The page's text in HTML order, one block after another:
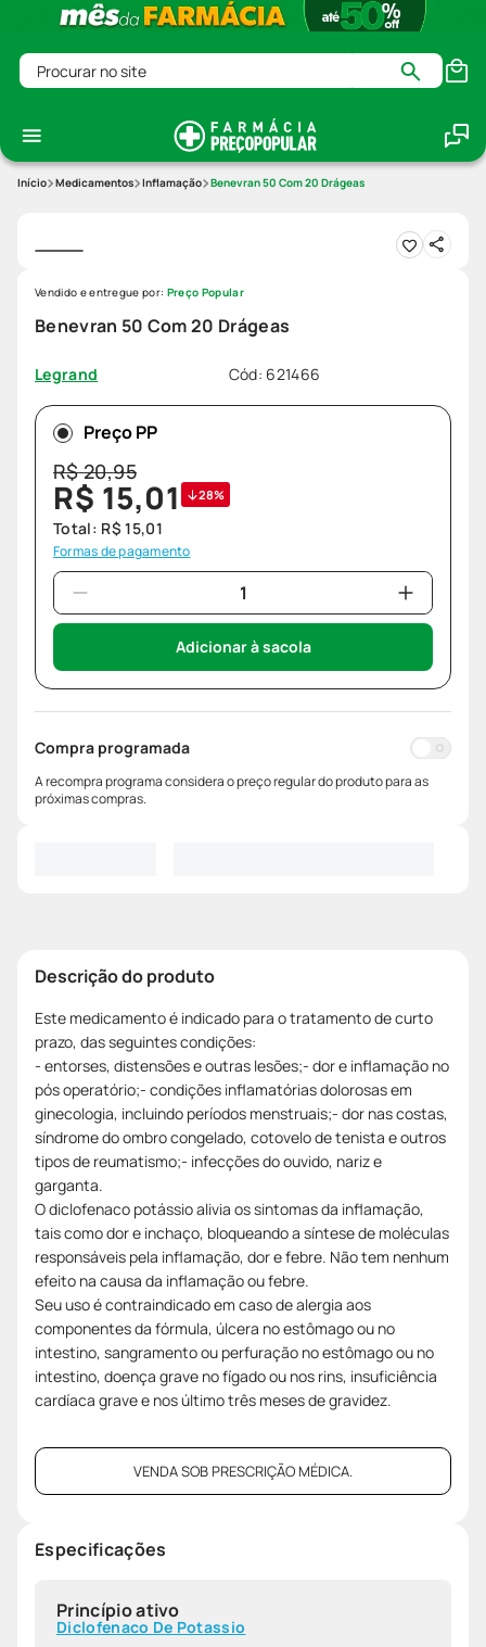
Procurar no site
Medicamentos Inflamação Benevran 50 Com 20 Drágeas
Benevran 50 Com 20 Drágeas
Legrand Cód: 621466
Vendido e entregue por: Preço Popular
Preço PP
R$20,95
R$ 15,01 28%
Total: R$ 15,01
Formas de pagamento
Adicionar à sacola
Compra programada
A recompra programa considera o preço regular do produto para as
próximas compras.
Descrição do produto
Este medicamento é indicado para o tratamento de curto
prazo, das seguintes condições:
- entorses, distensões e outras lesões;- dor e inflamação no
pós operatório;- condições inflamatórias dolorosas em
ginecologia, incluindo períodos menstruais;- dor nas costas,
síndrome do ombro congelado, cotovelo de tenista e outros
tipos de reumatismo;- infecções do ouvido, nariz e
garganta.
O diclofenaco potássio alivia os sintomas da inflamação,
tais como dor e inchaço, bloqueando a síntese de moléculas
responsáveis pela inflamação, dor e febre. Não tem nenhum
efeito na causa da inflamação ou febre.
Seu uso é contraindicado em caso de alergia aos
componentes da fórmula, úlcera no estômago ou no
intestino, sangramento ou perfuração no estômago ou no
intestino, doença grave no fígado ou nos rins, insuficiência
cardíaca grave e nos último três meses de gravidez.
VENDA SOB PRESCRIÇÃO MÉDICA.
Especificações
Princípio ativo
Diclofenaco De Potassio